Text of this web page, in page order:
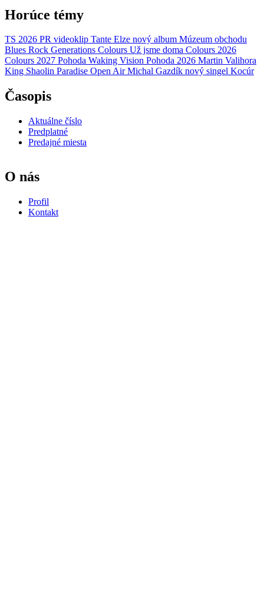
Horúce témy
TS 2026 PR videoklip Tante Elze nový album Múzeum obchodu
Blues Rock Generations Colours Už jsme doma Colours 2026
Colours 2027 Pohoda Waking Vision Pohoda 2026 Martin Valihora
King Shaolin Paradise Open Air Michal Gazdík nový singel Kocúr
Časopis
Aktuálne číslo
Predplatné
Predajné miesta
O nás
Profil
Kontakt